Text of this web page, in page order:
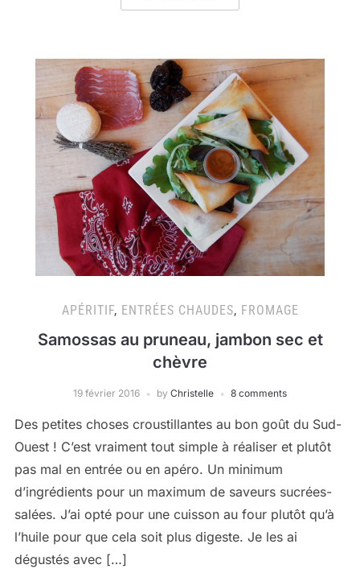
APÉRITIF, ENTRÉES CHAUDES, FROMAGE
Samossas au pruneau, jambon sec et
chèvre
19 février 2016 by Christelle 8 comments
Des petites choses croustillantes au bon goût du Sud-
Ouest ! C’est vraiment tout simple à réaliser et plutôt
pas mal en entrée ou en apéro. Un minimum
d’ingrédients pour un maximum de saveurs sucrées-
salées. J’ai opté pour une cuisson au four plutôt qu’à
l’huile pour que cela soit plus digeste. Je les ai
dégustés avec […]